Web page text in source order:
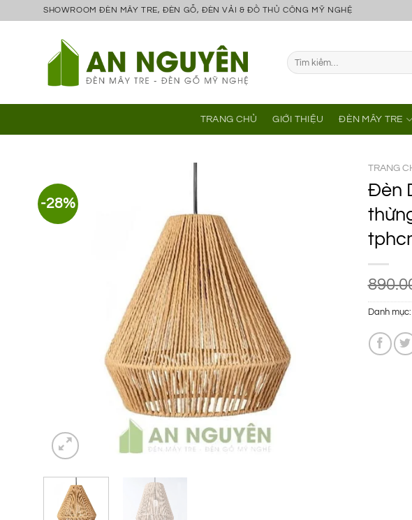
SHOWROOM ĐÈN MÂY TRE, ĐÈN GỖ, ĐÈN VẢI & ĐỒ THỦ CÔNG MỸ NGHỆ
Tìm
kiếm:
TRANG CHỦ GIỚI THIỆU ĐÈN MÂY TRE
-28%
TRANG
Đèn
Danh mục: